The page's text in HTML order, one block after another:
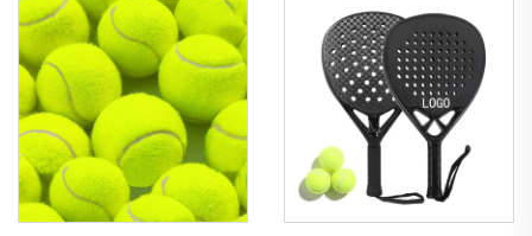
Panlabas na Sports Beach
Tennis Racket na may Nylon
Net EVA Grip
Bola ng Pickleball Set ng 3pc
4pc na Set ng Pickleball